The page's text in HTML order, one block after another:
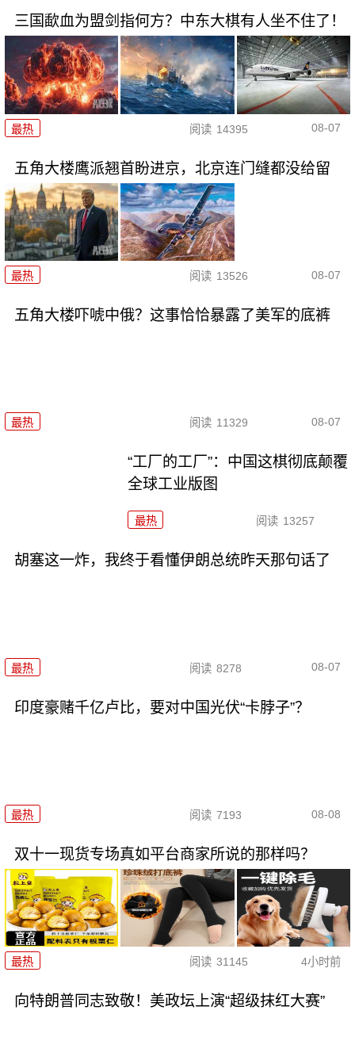
三国歃血为盟剑指何方？中东大棋有人坐不住了！
最热 阅读 14395 08-07
五角大楼鹰派翘首盼进京，北京连门缝都没给留
最热 阅读 13526 08-07
五角大楼吓唬中俄？这事恰恰暴露了美军的底裤
最热 阅读 11329 08-07
“工厂的工厂”：中国这棋彻底颠覆
全球工业版图
最热 阅读 13257
胡塞这一炸，我终于看懂伊朗总统昨天那句话了
最热 阅读 8278 08-07
印度豪赌千亿卢比，要对中国光伏“卡脖子”？
最热 阅读 7193 08-08
双十一现货专场真如平台商家所说的那样吗？
最热 阅读 31145 4小时前
向特朗普同志致敬！美政坛上演“超级抹红大赛”